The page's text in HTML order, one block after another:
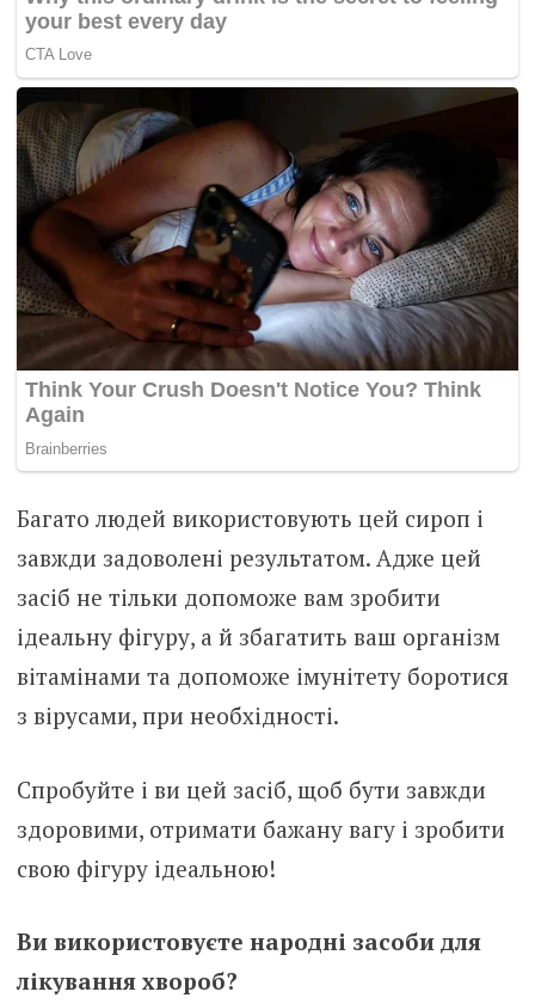
Багато людей використовують цей сироп і
завжди задоволені результатом. Адже цей
засіб не тільки допоможе вам зробити
ідеальну фігуру, а й збагатить ваш організм
вітамінами та допоможе імунітету боротися
з вірусами, при необхідності.
Спробуйте і ви цей засіб, щоб бути завжди
здоровими, отримати бажану вагу і зробити
свою фігуру ідеальною!
Ви використовуєте народні засоби для
лікування хвороб?